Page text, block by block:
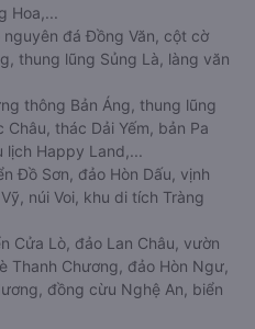
Hoa,...
nguyên đá Đồng Văn, cột cờ
thung lũng Sủng Là, làng văn
thông Bản Áng, thung lũng
Châu, thác Dải Yếm, bản Pa
lịch Happy Land,...
Đồ Sơn, đảo Hòn Dấu, vịnh
núi Voi, khu di tích Tràng
Cửa Lò, đảo Lan Châu, vườn
Thanh Chương, đảo Hòn Ngư,
đồng cừu Nghệ An, biển